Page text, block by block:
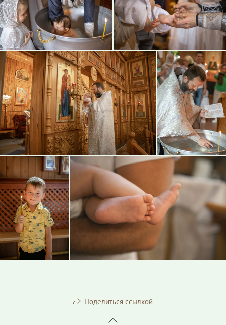
Поделиться ссылкой